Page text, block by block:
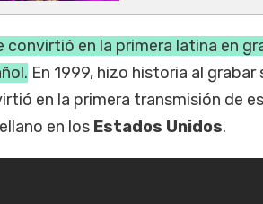
convirtió en la primera latina en
En 1999, hizo historia al
en la primera transmisión de
en los Estados Unidos.